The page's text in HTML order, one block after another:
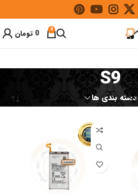
0
0 تومان
S9
دسته بندی ها
S9